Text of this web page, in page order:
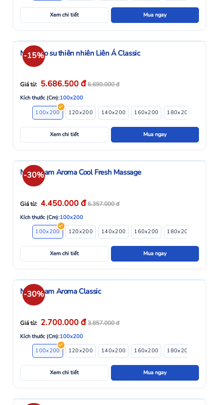
Xem chi tiết Mua ngay
-15%
Nệm cao su thiên nhiên Liên Á Classic
Giá từ: 5.686.500đ6.690.000đ
Kích thước (Cm):100x200
100x200
120x200 140x200 160x200 180x200
Xem chi tiết Mua ngay
-30%
Nệm Foam Aroma Cool Fresh Massage
Giá từ: 4.450.000đ6.357.000đ
Kích thước (Cm):100x200
100x200
120x200 140x200 160x200 180x200
Xem chi tiết Mua ngay
-30%
Nệm Foam Aroma Classic
Giá từ: 2.700.000đ3.857.000đ
Kích thước (Cm):100x200
100x200
120x200 140x200 160x200 180x200
Xem chi tiết Mua ngay